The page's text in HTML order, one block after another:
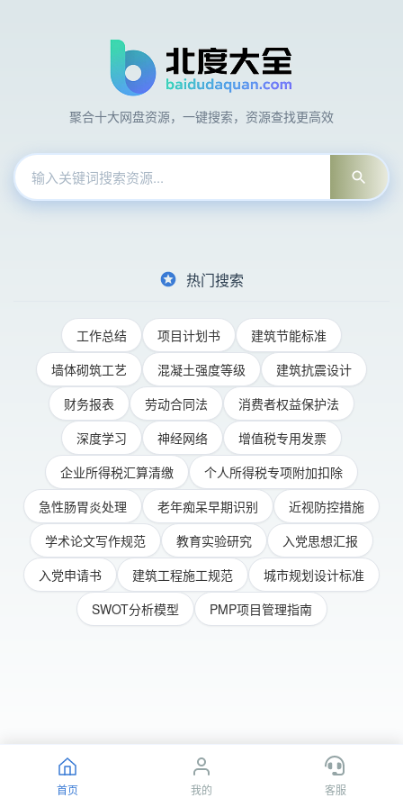
聚合十大网盘资源，一键搜索，资源查找更高效
热门搜索
工作总结 项目计划书
建筑节能标准
墙体砌筑工艺
混凝土强度等级
建筑抗震设计
财务报表
劳动合同法
消费者权益保护法
深度学习
神经网络
增值税专用发票
企业所得税汇算清缴
个人所得税专项附加扣除
急性肠胃炎处理
老年痴呆早期识别
近视防控措施
学术论文写作规范
教育实验研究
入党思想汇报
入党申请书
建筑工程施工规范
城市规划设计标准
SWOT分析模型
PMP项目管理指南
首页 我的 客服